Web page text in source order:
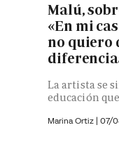
Malú,
«En mi
no quiero
La artista se
educación
Marina Ortiz | 07/